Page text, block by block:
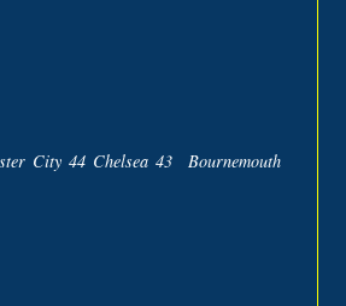
City 44 Chelsea 43 Bournemouth